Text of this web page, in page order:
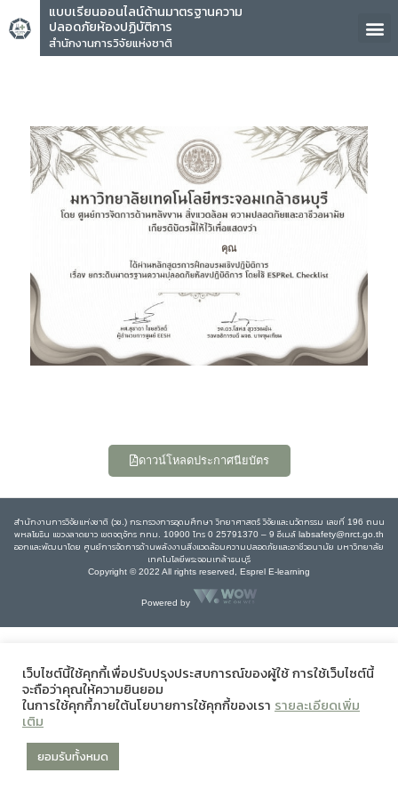
แบบเรียนออนไลน์ด้านมาตรฐานความ
ปลอดภัยห้องปฏิบัติการ
สำนักงานการวิจัยแห่งชาติ
คุณ
ดาวน์โหลดประกาศนียบัตร
สำนักงานการวิจัยแห่งชาติ (วช.) กระทรวงการอุดมศึกษา วิทยาศาสตร์ วิจัยและนวัตกรรม เลขที่ 196 ถนน
พหลโยธิน แขวงลาดยาว เขตจตุจักร กทม. 10900 โทร 0 25791370 – 9 อีเมล์ labsafety@nrct.go.th
ออกและพัฒนาโดย ศูนย์การจัดการด้านพลังงานสิ่งแวดล้อมความปลอดภัยและอาชีวอนามัย มหาวิทยาลัย
เทคโนโลยีพระจอมเกล้าธนบุรี
Copyright © 2022 All rights reserved, Esprel E-learning
Powered by
เว็บไซต์นี้ใช้คุกกี้เพื่อปรับปรุงประสบการณ์ของผู้ใช้ การใช้เว็บไซต์นี้
จะถือว่าคุณให้ความยินยอม
ในการใช้คุกกี้ภายใต้นโยบายการใช้คุกกี้ของเรา รายละเอียดเพิ่ม
เติม
ยอมรับทั้งหมด